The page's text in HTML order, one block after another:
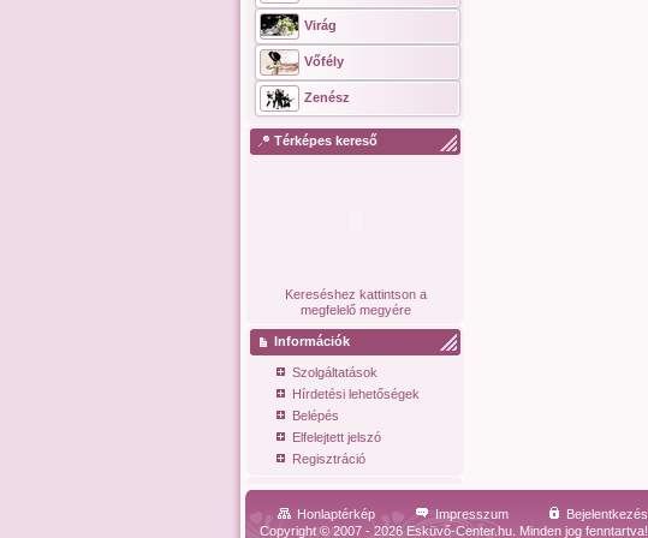
Virág
Vőfély
Zenész
Térképes kereső
Kereséshez kattintson a
megfelelő megyére
Információk
Szolgáltatások
Hírdetési lehetőségek
Belépés
Elfelejtett jelszó
Regisztráció
Honlaptérkép Impresszum Bejelentkezés
Copyright © 2007 - 2026 Esküvő-Center.hu. Minden jog fenntartva!